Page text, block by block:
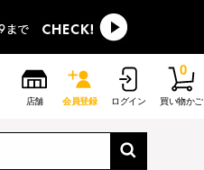
店舗 会員登録 ログイン 買い物かご
0